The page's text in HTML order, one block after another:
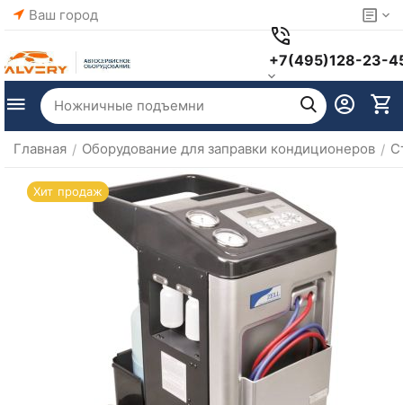
Ваш город
+7(495)128-23-
Главная / Оборудование для заправки кондиционеров /
Хит продаж